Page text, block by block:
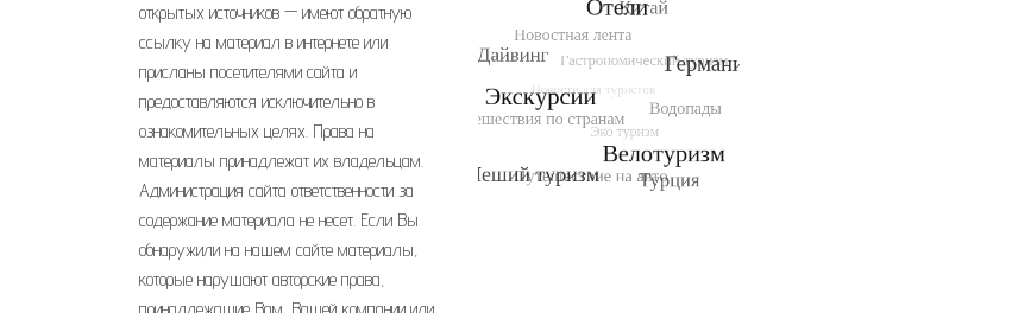
открытых источников — имеют обратную
ссылку на материал в интернете или
присланы посетителями сайта и
предоставляются исключительно в
ознакомительных целях. Права на
материалы принадлежат их владельцам.
Администрация сайта ответственности за
содержание материала не несет. Если Вы
обнаружили на нашем сайте материалы,
которые нарушают авторские права,